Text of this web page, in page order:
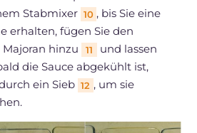
Stabmixer 10 , bis Sie eine
erhalten, fügen Sie den
hinzu
11
und lassen
die Sauce abgekühlt ist,
ein Sieb 12 , um sie